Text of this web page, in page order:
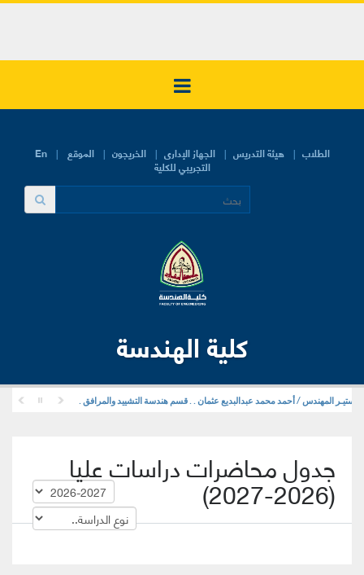
En الطلاب هيئة التدريس الجهاز الإدارى الخريجون الموقع
التجريبي للكلية
كلية الهندسة
المهندس / أحمد محمد عبدالبديع عثمان . . قسم هندسة التشييد والمرافق .
جدول محاضرات دراسات عليا
(2026-2027)